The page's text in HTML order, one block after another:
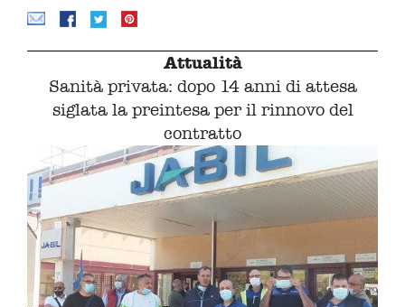
Attualità
Sanità privata: dopo 14 anni di attesa
siglata la preintesa per il rinnovo del
contratto